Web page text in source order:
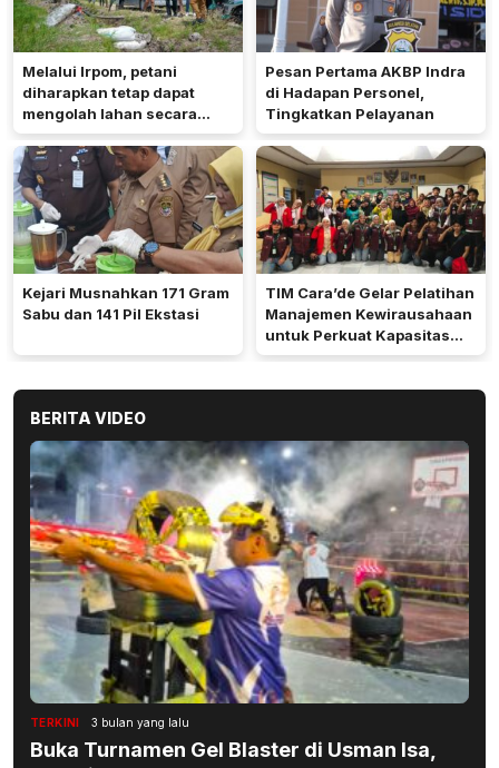
Melalui Irpom, petani
diharapkan tetap dapat
mengolah lahan secara
optimal meski di tengah
keterbatasan air.
Pesan Pertama AKBP Indra
di Hadapan Personel,
Tingkatkan Pelayanan
Kejari Musnahkan 171 Gram
Sabu dan 141 Pil Ekstasi
TIM Cara’de Gelar Pelatihan
Manajemen Kewirausahaan
untuk Perkuat Kapasitas
Masyarakat Desa
BERITA VIDEO
TERKINI 3 bulan yang lalu
Buka Turnamen Gel Blaster di Usman Isa,